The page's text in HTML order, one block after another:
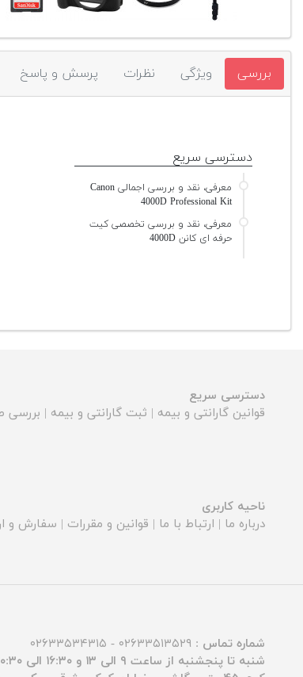
بررسی ویژگی نظرات پرسش و پاسخ
دسترسی سریع
معرفی، نقد و بررسی اجمالی Canon
4000D Professional Kit
معرفی، نقد و بررسی تخصصی کیت
حرفه ای کانن 4000D
دسترسی سریع
قوانین گارانتی و بیمه | ثبت گارانتی و بیمه | بررسی
ناحیه کاربری
درباره ما | ارتباط با ما | قوانین و مقررات | سفارش و
شماره تماس : ۰۲۶۳۳۵۱۳۵۲۹ - ۰۲۶۳۳۵۳۴۳۱۵
شنبه تا پنجشنبه از ساعت ۹ الی ۱۳ و ۱۶:۳۰ الی ۲۰:۳۰ پاسخگوی شما عزیزان هستیم.